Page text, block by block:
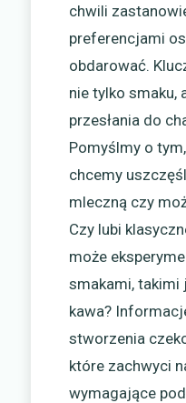
chwili
preferencjami
obdarować.
nie tylko smaku,
przesłania do
Pomyślmy o
chcemy
mleczną czy
Czy lubi
może
smakami, takimi
kawa?
stworzenia
które zachwyci
wymagające